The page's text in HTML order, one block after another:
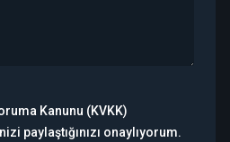
Kanunu (KVKK)
paylaştığınızı onaylıyorum.